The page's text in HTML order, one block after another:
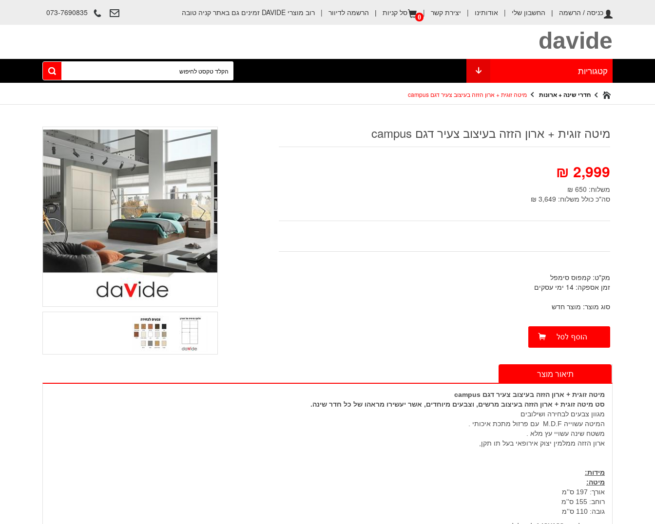
כניסה / הרשמה | החשבון שלי | אודותינו | יצירת קשר |
0 סל קניות | הרשמה לדיוור | רוב מוצרי DAVIDE זמינים גם באתר קניה טובה
davide
קטגוריות
חדרי שינה + ארונות מיטה זוגית + ארון הזזה בעיצוב צעיר דגם campus
מיטה זוגית + ארון הזזה בעיצוב צעיר דגם campus
2,999
₪
משלוח: 650 ₪
סה"כ כולל משלוח: 3,649 ₪
מק"ט: קמפוס סימפל
זמן אספקה: 14 ימי עסקים
סוג מוצר: מוצר חדש
תיאור מוצר
מיטה זוגית + ארון הזזה בעיצוב צעיר דגם campus
סט מיטה זוגית + ארון הזזה בעיצוב מרשים, וצבעים מיוחדים, אשר יעשירו מראהו של כל חדר שינה.
מגוון צבעים לבחירה ושילובים
המיטה עשוייה M.D.F עם פרזול מתכת איכותי .
משטח שינה עשויי עץ מלא .
ארון הזזה ממלמין יצוק אירופאי בעל תו תקן,
מידות:
מיטה:
אורך: 197 ס''מ
רוחב: 155 ס''מ
גובה: 110 ס''מ